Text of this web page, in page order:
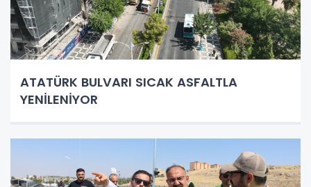
ATATÜRK BULVARI SICAK ASFALTLA
YENİLENİYOR